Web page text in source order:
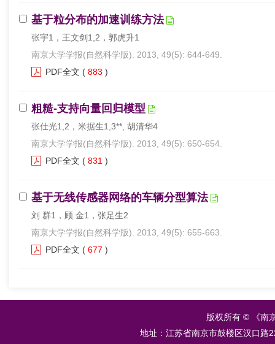
基于粒分布的加速训练方法
张宇1，王文剑1,2，郭虎升1
南京大学学报(自然科学版). 2013, 49(5): 644-649.
PDF全文 ( 883 )
粗糙-支持向量回归模型
张仕光1,2，米据生1,3**, 胡清华4
南京大学学报(自然科学版). 2013, 49(5): 650-654.
PDF全文 ( 831 )
基于无线传感器网络的车辆分型算法
刘 群1，顾 金1，张足生2
南京大学学报(自然科学版). 2013, 49(5): 655-663.
PDF全文 ( 677 )
版权所有 © 《南
地址：江苏省南京市鼓楼区汉口